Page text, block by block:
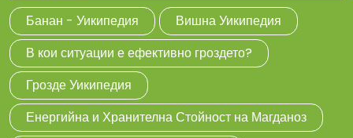
Банан - Уикипедия
Вишна Уикипедия
В кои ситуации е ефективно гроздето?
Грозде Уикипедия
Енергийна и Хранителна Стойност на Магданоз